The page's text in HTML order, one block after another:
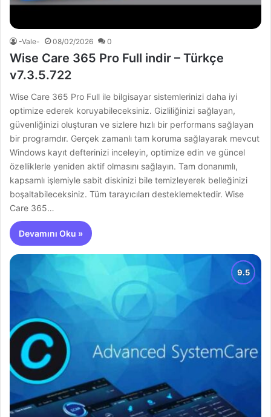
-Vale- 08/02/2026 0
Wise Care 365 Pro Full indir – Türkçe
v7.3.5.722
Wise Care 365 Pro Full ile bilgisayar sistemlerinizi daha iyi
optimize ederek koruyabileceksiniz. Gizliliğinizi sağlayan,
güvenliğinizi oluşturan ve sizlere hızlı bir performans sağlayan
bir programdır. Gerçek zamanlı tam koruma sağlayarak mevcut
Windows kayıt defterinizi inceleyin, optimize edin ve güncel
özelliklerle yeniden aktif olmasını sağlayın. Tam donanımlı,
kapsamlı işlemiyle sabit diskinizi bile temizleyerek belleğinizi
boşaltabileceksiniz. Tüm tarayıcıları desteklemektedir. Wise
Care 365…
Devamını Oku »